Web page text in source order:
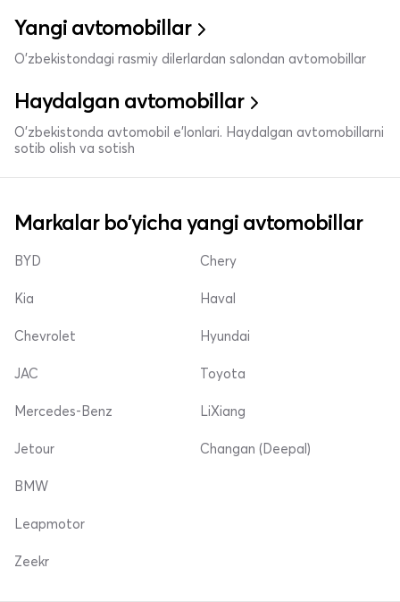
Yangi avtomobillar
O'zbekistondagi rasmiy dilerlardan salondan avtomobillar
Haydalgan avtomobillar
O'zbekistonda avtomobil e’lonlari. Haydalgan avtomobillarni
sotib olish va sotish
Markalar bo'yicha yangi avtomobillar
BYD
Kia
Chevrolet
Chery
Haval
Hyundai
JAC
Mercedes-Benz
Jetour
Toyota
LiXiang
Changan (Deepal)
BMW
Leapmotor
Zeekr